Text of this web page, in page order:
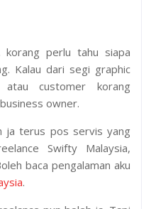
perlu tahu siapa
Kalau dari segi graphic
customer korang
owner.
ja terus pos servis yang
Swifty Malaysia,
baca pengalaman aku
.